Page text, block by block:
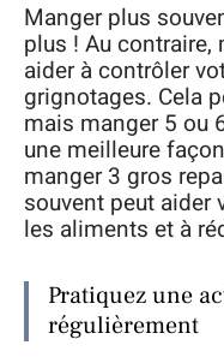
Manger plus
plus ! Au
aider à contrôler
grignotages. Cela
mais manger 5 ou
une meilleure
manger 3 gros
souvent peut aider
les aliments et à
Pratiquez une
régulièrement